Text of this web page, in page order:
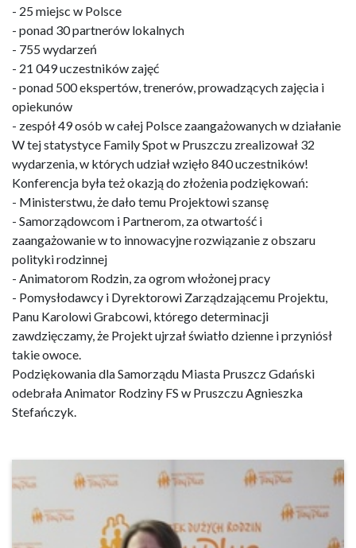
- 25 miejsc w Polsce
- ponad 30 partnerów lokalnych
- 755 wydarzeń
- 21 049 uczestników zajęć
- ponad 500 ekspertów, trenerów, prowadzących zajęcia i
opiekunów
- zespół 49 osób w całej Polsce zaangażowanych w działanie
W tej statystyce Family Spot w Pruszczu zrealizował 32
wydarzenia, w których udział wzięło 840 uczestników!
Konferencja była też okazją do złożenia podziękowań:
- Ministerstwu, że dało temu Projektowi szansę
- Samorządowcom i Partnerom, za otwartość i
zaangażowanie w to innowacyjne rozwiązanie z obszaru
polityki rodzinnej
- Animatorom Rodzin, za ogrom włożonej pracy
- Pomysłodawcy i Dyrektorowi Zarządzającemu Projektu,
Panu Karolowi Grabcowi, którego determinacji
zawdzięczamy, że Projekt ujrzał światło dzienne i przyniósł
takie owoce.
Podziękowania dla Samorządu Miasta Pruszcz Gdański
odebrała Animator Rodziny FS w Pruszczu Agnieszka
Stefańczyk.